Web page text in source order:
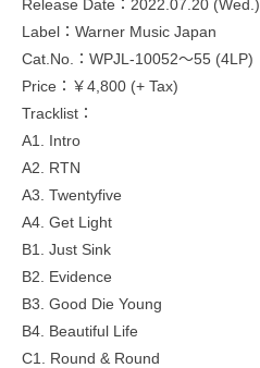
Release Date：2022.07.20 (Wed.)
Label：Warner Music Japan
Cat.No.：WPJL-10052～55 (4LP)
Price：￥4,800 (+ Tax)
Tracklist：
A1. Intro
A2. RTN
A3. Twentyfive
A4. Get Light
B1. Just Sink
B2. Evidence
B3. Good Die Young
B4. Beautiful Life
C1. Round & Round